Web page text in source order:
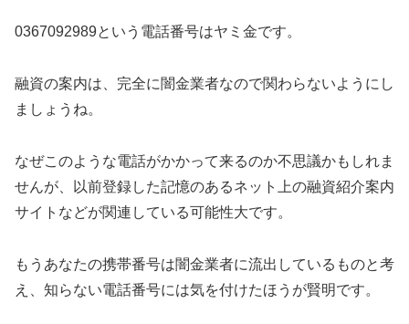
0367092989という電話番号はヤミ金です。
融資の案内は、完全に闇金業者なので関わらないようにし
ましょうね。
なぜこのような電話がかかって来るのか不思議かもしれま
せんが、以前登録した記憶のあるネット上の融資紹介案内
サイトなどが関連している可能性大です。
もうあなたの携帯番号は闇金業者に流出しているものと考
え、知らない電話番号には気を付けたほうが賢明です。